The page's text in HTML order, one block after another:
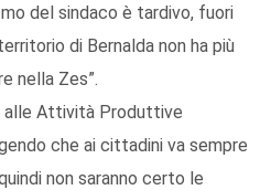
del sindaco è tardivo, fuori
di Bernalda non ha più
nella Zes”.
alle Attività Produttive
che ai cittadini va sempre
non saranno certo le